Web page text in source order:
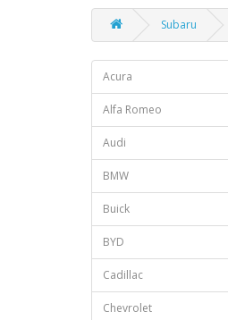
Subaru
Acura
Alfa Romeo
Audi
BMW
Buick
BYD
Cadillac
Chevrolet